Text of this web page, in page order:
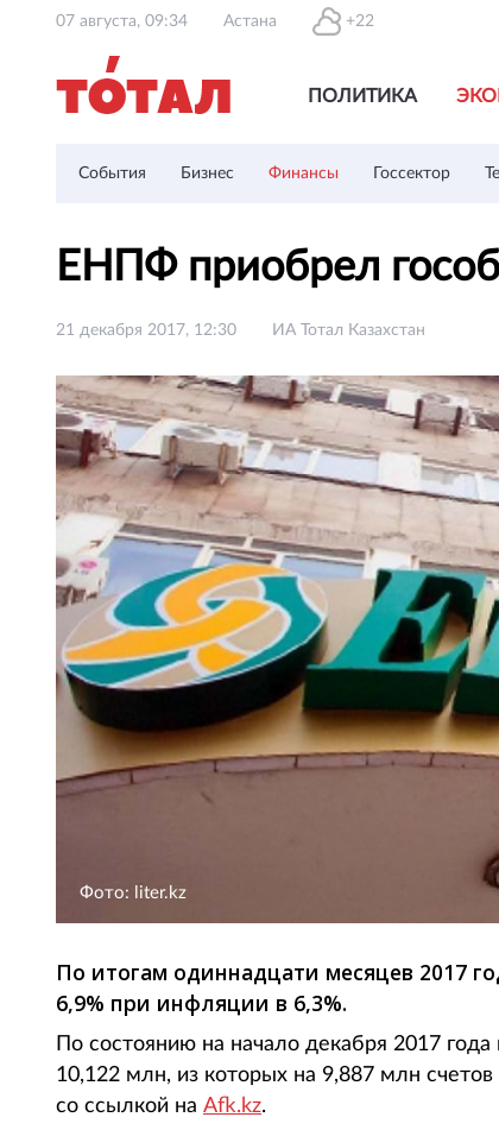
07 августа, 09:34 Астана +22
ПОЛИТИКА
События Бизнес Финансы Госсектор
ЕНПФ приобрел
21 декабря 2017, 12:30 ИА Тотал Казахстан
Фото: liter.kz
По итогам одиннадцати месяцев 2017
6,9% при инфляции в 6,3%.
По состоянию на начало декабря 2017
10,122 млн, из которых на 9,887 млн
со ссылкой на Afk.kz.